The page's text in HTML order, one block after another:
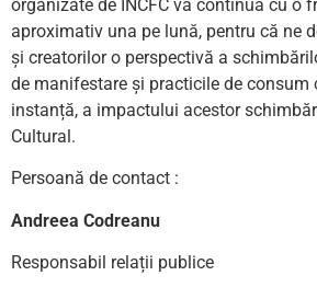
organizate de INCFC va continua cu o
aproximativ una pe lună, pentru că ne
și creatorilor o perspectivă a
de manifestare și practicile de consum
instanță, a impactului acestor
Cultural.
Persoană de contact :
Andreea Codreanu
Responsabil relații publice